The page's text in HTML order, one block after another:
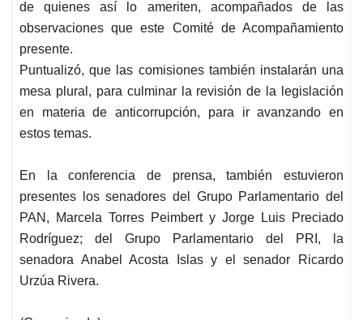
de quienes así lo ameriten, acompañados de las
observaciones que este Comité de Acompañamiento
presente.
Puntualizó, que las comisiones también instalarán una
mesa plural, para culminar la revisión de la legislación
en materia de anticorrupción, para ir avanzando en
estos temas.
En la conferencia de prensa, también estuvieron
presentes los senadores del Grupo Parlamentario del
PAN, Marcela Torres Peimbert y Jorge Luis Preciado
Rodríguez; del Grupo Parlamentario del PRI, la
senadora Anabel Acosta Islas y el senador Ricardo
Urzúa Rivera.